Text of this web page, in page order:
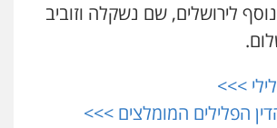
נוסף לירושלים, שם נשקלה וזוביב
>>>
הפלילים המומלצים >>>
פלילי משפחה כלכלי צבאי
0507003001
אלמוג – עורכי דין
עבירות תנועה צווארון לבן תעבורה
עורכי דין לענייני אסירים מעצרים וחקירות